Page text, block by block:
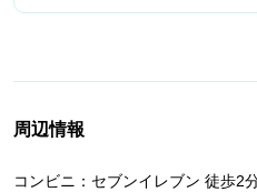
周辺情報
コンビニ：セブンイレブン 徒歩2